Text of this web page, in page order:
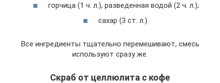
горчица (1 ч. л.), разведенная водой (2 ч. л.);
сахар (3 ст. л.).
Все ингредиенты тщательно перемешивают, смесь
используют сразу же.
Скраб от целлюлита с кофе